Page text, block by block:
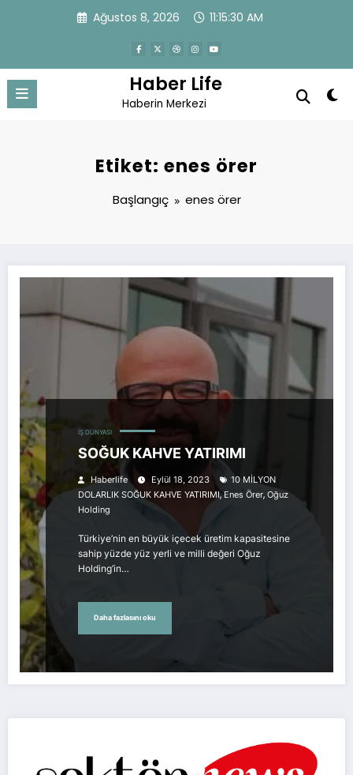
Ağustos 8, 2026 11:15:31 AM
Haber Life
Haberin Merkezi
Etiket: enes örer
Başlangıç enes örer
İŞ DÜNYASI
SOĞUK KAHVE YATIRIMI
Haberlife Eylül 18, 2023
10 MİLYON
DOLARLIK SOĞUK KAHVE YATIRIMI, Enes Örer, Oğuz
Holding
Türkiye’nin en büyük içecek üretim kapasitesine
sahip yüzde yüz yerli ve milli değeri Oğuz
Holding’in…
Daha fazlasını oku